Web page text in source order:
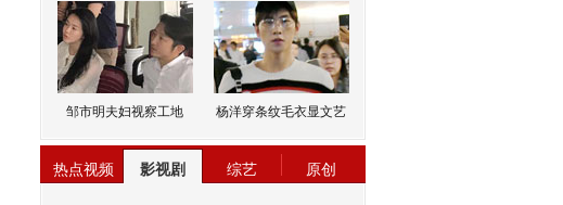
邹市明夫妇视察工地 杨洋穿条纹毛衣显文艺
热点视频 影视剧 综艺 原创